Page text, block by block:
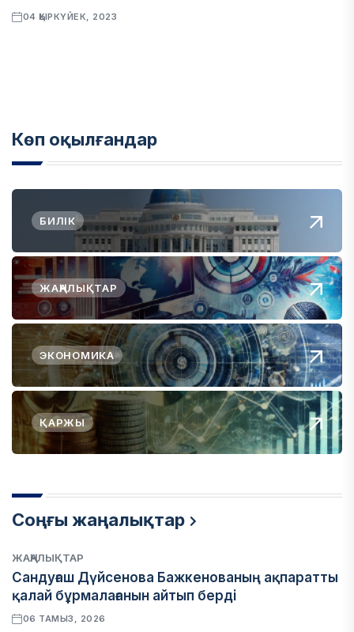
04 ҚЫРКҮЙЕК, 2023
Көп оқылғандар
БИЛІК
ЖАҢАЛЫҚТАР
ЭКОНОМИКА
ҚАРЖЫ
Соңғы жаңалықтар
ЖАҢАЛЫҚТАР
Сандуғаш Дүйсенова Бажкенованың ақпаратты
қалай бұрмалағанын айтып берді
06 ТАМЫЗ, 2026